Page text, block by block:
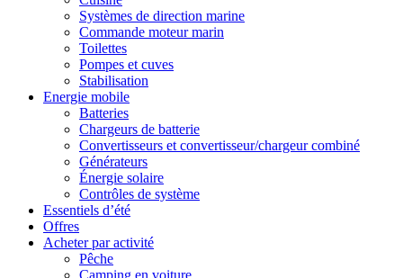
Systèmes de direction marine
Commande moteur marin
Toilettes
Pompes et cuves
Stabilisation
Energie mobile
Batteries
Chargeurs de batterie
Convertisseurs et convertisseur/chargeur combiné
Générateurs
Énergie solaire
Contrôles de système
Essentiels d’été
Offres
Acheter par activité
Pêche